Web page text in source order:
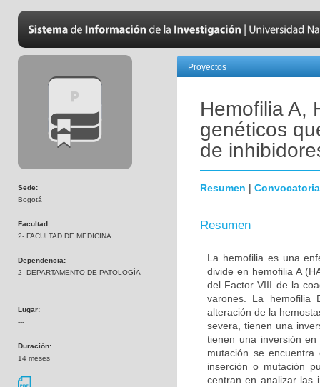
Sede:
Bogotá
Facultad:
2- FACULTAD DE MEDICINA
Dependencia:
2- DEPARTAMENTO DE PATOLOGÍA
Lugar:
---
Duración:
14 meses
Proyectos
Hemofilia A,
genéticos
de
Resumen | Convocatoria
Resumen
La hemofilia es una
divide en hemofilia A
del Factor VIII de la
varones. La hemofilia
alteración de la
severa, tienen una
tienen una inversión
mutación se
inserción o mutación
centran en analizar las